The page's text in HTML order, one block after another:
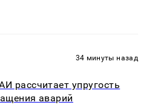
34 минуты назад
рассчитает упругость
аварий